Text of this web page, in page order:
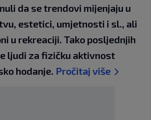
da se trendovi mijenjaju u
estetici, umjetnosti i sl., ali
u rekreaciji. Tako posljednjih
ljudi za fizičku aktivnost
hodanje. Pročitaj više